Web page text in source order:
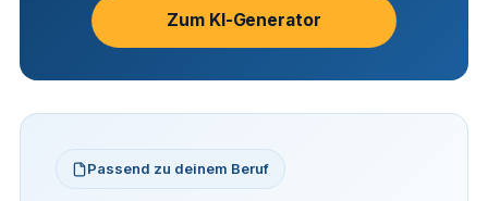
Zum KI-Generator
Passend zu deinem Beruf